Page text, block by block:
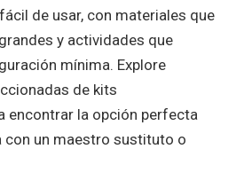
de usar, con materiales que
y actividades que
mínima. Explore
de kits
encontrar la opción perfecta
con un maestro sustituto o